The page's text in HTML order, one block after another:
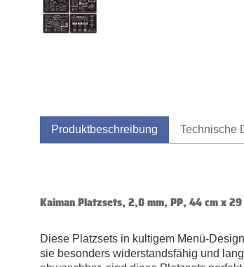
Produktbeschreibung Technische
Kaiman Platzsets, 2,0 mm, PP, 44 cm x
Diese Platzsets in kultigem Menü-
sie besonders widerstandsfähig und